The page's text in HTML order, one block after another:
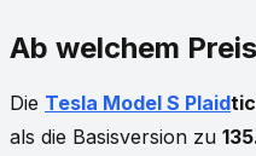
Ab welchem
Die Tesla Model S Plaid
als die Basisversion zu